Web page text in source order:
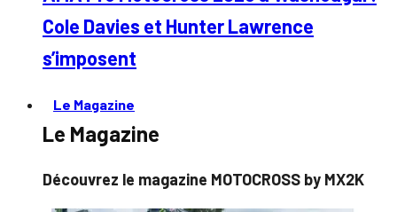
Cole Davies et Hunter Lawrence
s’imposent
Le Magazine
Le Magazine
Découvrez le magazine MOTOCROSS by MX2K